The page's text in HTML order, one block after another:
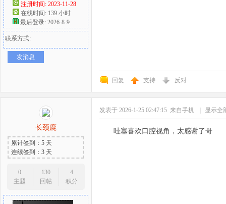
注册时间: 2023-11-28
在线时间: 139 小时
最后登录: 2026-8-9
联系方式:
发消息
回复 支持 反对
长颈鹿
累计签到：5 天
连续签到：3 天
0
主题
130
回帖
4
积分
发表于 2026-1-25 02:47:15 来自手机 显示全
哇塞喜欢口腔视角，太感谢了哥